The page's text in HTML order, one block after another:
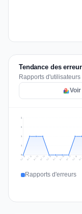
Tendance des
Rapports
1
1
2
2
Jul 10 Jul 11 Jul 12 Jul 13 Jul 14 Jul 15 Jul 16 Jul 17 Jul 18 Jul
Rapports d'erreurs